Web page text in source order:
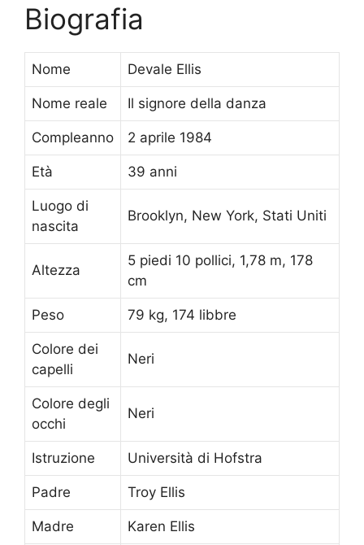
Biografia
Nome Devale Ellis
Nome reale Il signore della danza
Compleanno 2 aprile 1984
Età 39 anni
Luogo di
nascita
Brooklyn, New York, Stati Uniti
Altezza
5 piedi 10 pollici, 1,78 m, 178
cm
Peso 79 kg, 174 libbre
Colore dei
capelli
Neri
Colore degli
occhi
Neri
Istruzione Università di Hofstra
Padre Troy Ellis
Madre Karen Ellis